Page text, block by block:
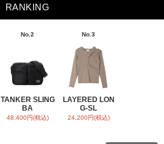
RANKING
No.2
TANKER SLING
BA
48,400円(税込)
No.3
LAYERED LON
G-SL
24,200円(税込)